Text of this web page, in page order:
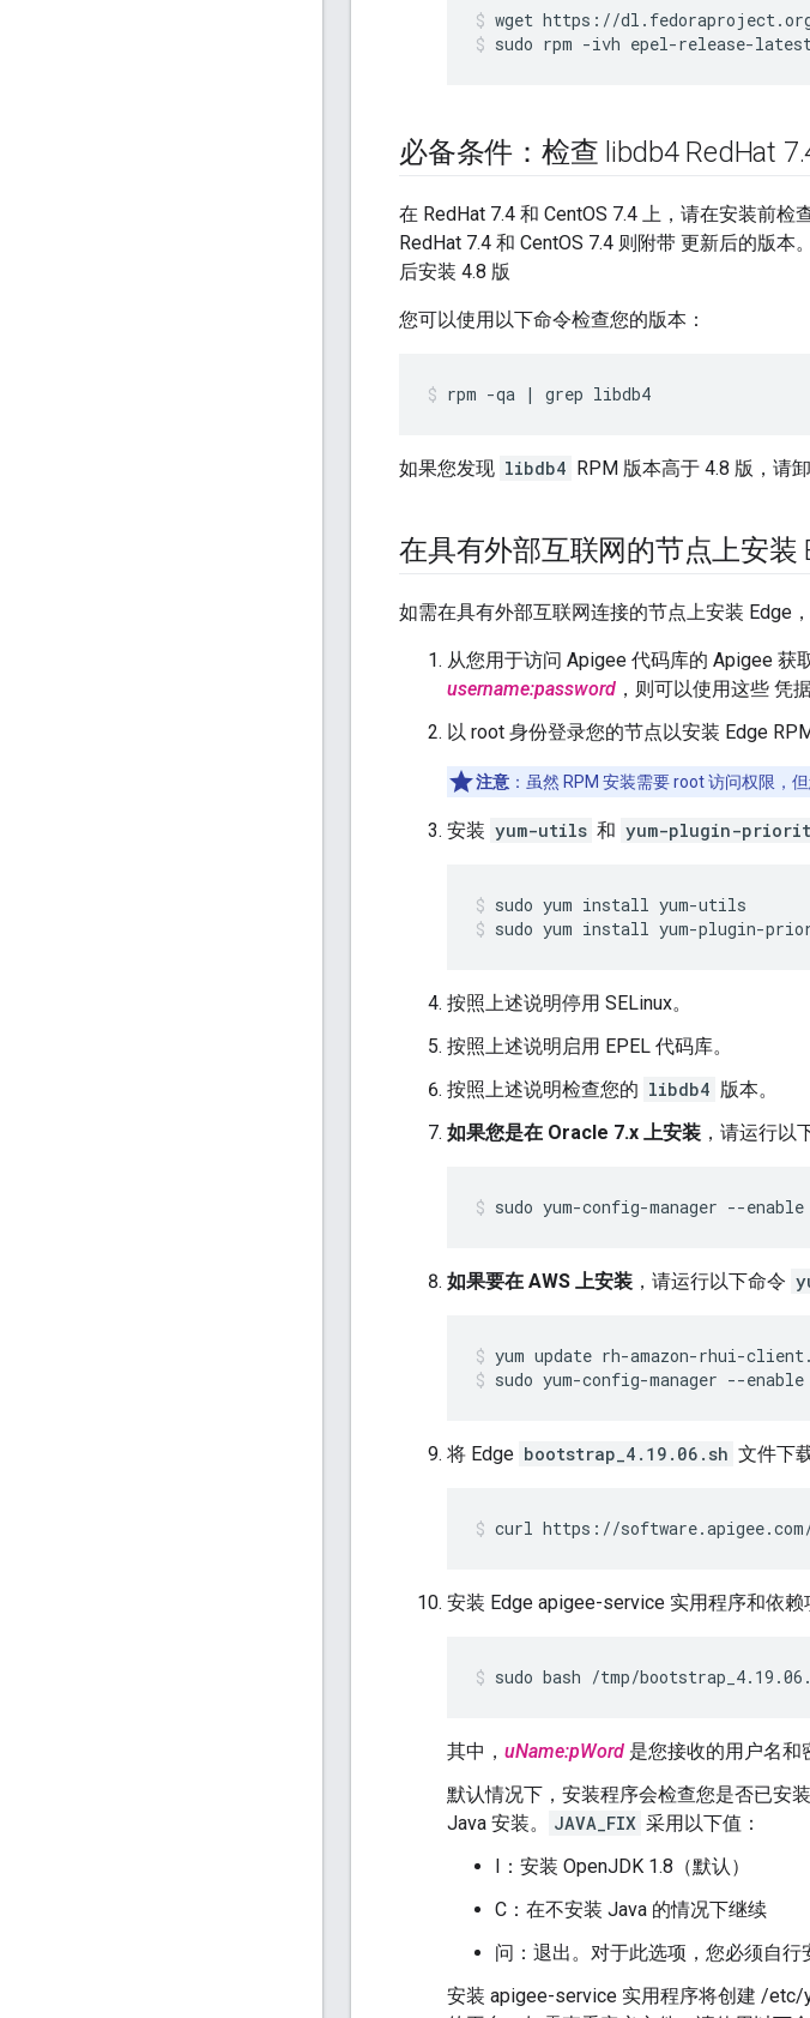
sudo rpm -ivh epel-release-
必备条件：检查 libdb4 RedHat 7.
在 RedHat 7.4 和 CentOS 7.4 上，请在安装前检
RedHat 7.4 和 CentOS 7.4 则附带 更新后的版
后安装 4.8 版
您可以使用以下命令检查您的版本：
rpm -qa | grep libdb4
如果您发现 libdb4 RPM 版本高于 4.8 版，请卸
在具有外部互联网的节点上安装
如需在具有外部互联网连接的节点上安装 Edge
从您用于访问 Apigee 代码库的 Apigee 获
username:password ，则可以使用这些 凭据
以 root 身份登录您的节点以安装 Edge
注意 ：虽然 RPM 安装需要 root 访问权限，
安装 yum-utils 和 yum-plugin-
sudo yum install yum-plugin-
按照上述说明停用 SELinux。
按照上述说明启用 EPEL 代码库。
按照上述说明检查您的 libdb4 版本。
如果您是在 Oracle 7.x 上安装 ，请运行以
sudo yum-config-manager --
如果要在 AWS 上安装 ，请运行以下命令
sudo yum-config-manager --
将 Edge bootstrap_4.19.06.sh 文件下
curl https://
安装 Edge apigee-service 实用程序和依赖
sudo bash /tmp/
其中， uName:pWord 是您接收的用户名和
默认情况下，安装程序会检查您是否已安
Java 安装。
JAVA_FIX 采用以下值：
I：安装 OpenJDK 1.8（默认）
C：在不安装 Java 的情况下继续
问：退出。对于此选项，您必须自行
安装 apigee-service 实用程序将创建 /etc/